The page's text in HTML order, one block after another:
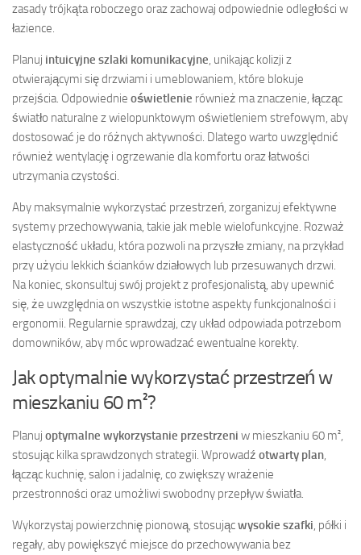
zasady trójkąta roboczego oraz zachowaj odpowiednie odległości w
łazience.
Planuj intuicyjne szlaki komunikacyjne , unikając kolizji z
otwierającymi się drzwiami i umeblowaniem, które blokuje
przejścia. Odpowiednie oświetlenie również ma znaczenie, łącząc
światło naturalne z wielopunktowym oświetleniem strefowym, aby
dostosować je do różnych aktywności. Dlatego warto uwzględnić
również wentylację i ogrzewanie dla komfortu oraz łatwości
utrzymania czystości.
Aby maksymalnie wykorzystać przestrzeń, zorganizuj efektywne
systemy przechowywania, takie jak meble wielofunkcyjne. Rozważ
elastyczność układu, która pozwoli na przyszłe zmiany, na przykład
przy użyciu lekkich ścianków działowych lub przesuwanych drzwi.
Na koniec, skonsultuj swój projekt z profesjonalistą, aby upewnić
się, że uwzględnia on wszystkie istotne aspekty funkcjonalności i
ergonomii. Regularnie sprawdzaj, czy układ odpowiada potrzebom
domowników, aby móc wprowadzać ewentualne korekty.
Jak optymalnie wykorzystać przestrzeń w
mieszkaniu 60 m²?
Planuj optymalne wykorzystanie przestrzeni w mieszkaniu 60 m²,
stosując kilka sprawdzonych strategii. Wprowadź otwarty plan
łącząc kuchnię, salon i jadalnię, co zwiększy wrażenie
przestronności oraz umożliwi swobodny przepływ światła.
Wykorzystaj powierzchnię pionową, stosującwysokie szafki , półki i
regały, aby powiększyć miejsce do przechowywania bez